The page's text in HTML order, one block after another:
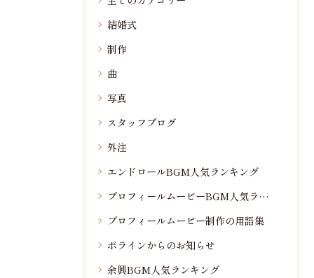
結婚式
制作
曲
写真
スタッフブログ
外注
エンドロールBGM人気ランキング
プロフィールムービーBGM人気ランキング
プロフィールムービー制作の用語集
ポラインからのお知らせ
余興BGM人気ランキング